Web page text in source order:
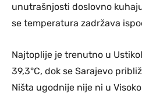
unutrašnjosti doslovno
se temperatura zadržava
Najtoplije je trenutno u
39,3°C, dok se Sarajevo
Ništa ugodnije nije ni u